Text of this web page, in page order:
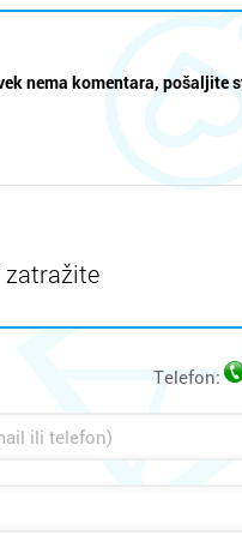
nema komentara, pošaljite
Telefon: